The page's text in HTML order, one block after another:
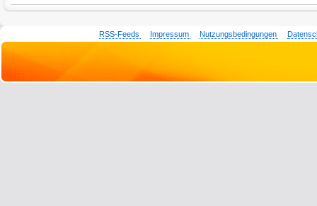
RSS-Feeds Impressum Nutzungsbedingungen